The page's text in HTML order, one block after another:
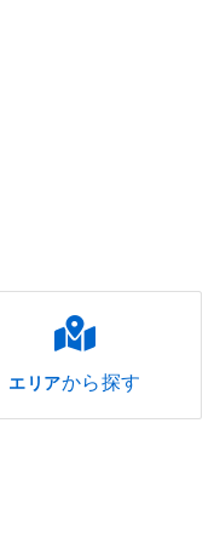
エリアから探す